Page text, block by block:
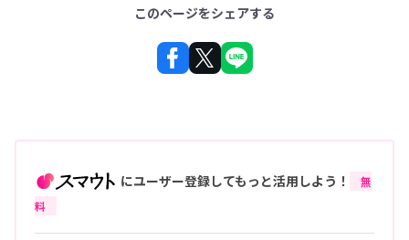
このページをシェアする
にユーザー登録してもっと活用しよう！
無
料